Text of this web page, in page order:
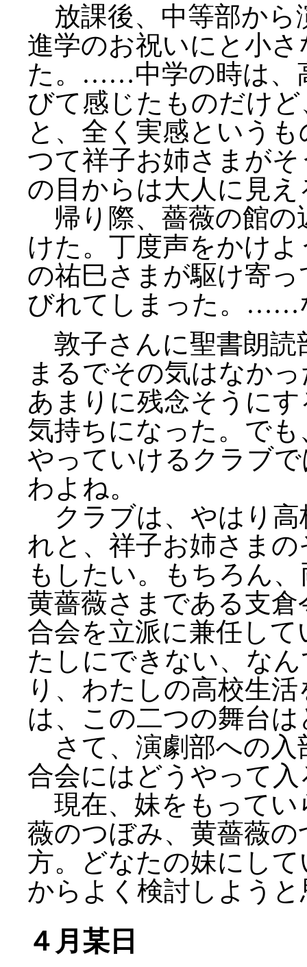
放課後、中等部から
進学のお祝いにと小
た。……中学の時は、
びて感じたものだけ
と、全く実感という
つて祥子お姉さまが
の目からは大人に見
帰り際、薔薇の館の
けた。丁度声をかけ
の祐巳さまが駆け寄
びれてしまった。……
敦子さんに聖書朗読
まるでその気はなか
あまりに残念そうに
気持ちになった。で
やっていけるクラブ
わよね。
クラブは、やはり高
れと、祥子お姉さま
もしたい。もちろん
黄薔薇さまである支
合会を立派に兼任し
たしにできない、な
り、わたしの高校生
は、この二つの舞台
さて、演劇部への入
合会にはどうやって
現在、妹をもってい
薇のつぼみ、黄薔薇
方。どなたの妹にし
からよく検討しようと
４月某日